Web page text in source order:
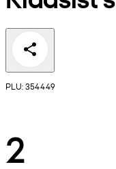
PLU: 354449
2